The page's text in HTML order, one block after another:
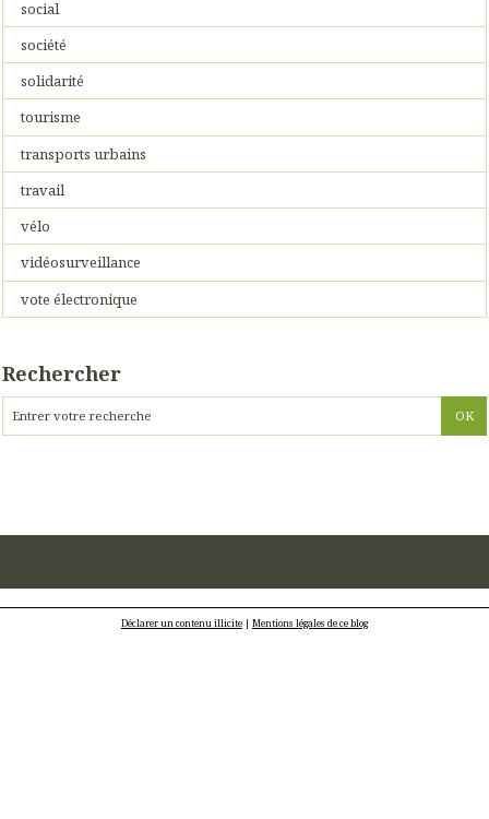
social
société
solidarité
tourisme
transports urbains
travail
vélo
vidéosurveillance
vote électronique
Rechercher
Déclarer un contenu illicite | Mentions légales de ce blog